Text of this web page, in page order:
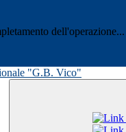
dell'operazione...